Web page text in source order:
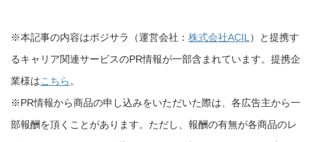
※本記事の内容はポジサラ（運営会社： 株式会社ACIL ）と提携す
るキャリア関連サービスのPR情報が一部含まれています。提携企
業様はこちら 。
※PR情報から商品の申し込みをいただいた際は、各広告主から一
部報酬を頂くことがあります。ただし、報酬の有無が各商品のレ